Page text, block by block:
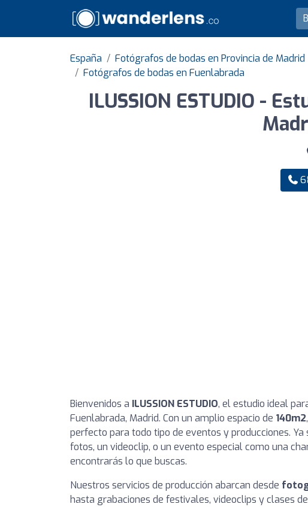
España Fotógrafos de bodas en Provincia de Madrid
Fotógrafos de bodas en Fuenlabrada
ILUSSION ESTUDIO -
Bienvenidos a ILUSSION ESTUDIO, el estudio ideal
Fuenlabrada, Madrid. Con un amplio espacio de 140m2
perfecto para todo tipo de eventos y producciones.
fotos, un videoclip, o un evento especial como una
encontrarás lo que buscas.
Nuestros servicios de producción abarcan desde
hasta grabaciones de festivales, videoclips y clases